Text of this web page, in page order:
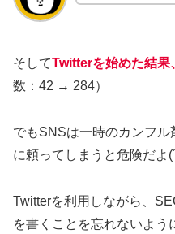
そしてTwitterを始めた結果
数：42 → 284）
でもSNSは一時のカンフ
に頼ってしまうと危険だよ
Twitterを利用しながら、
を書くことを忘れないよう